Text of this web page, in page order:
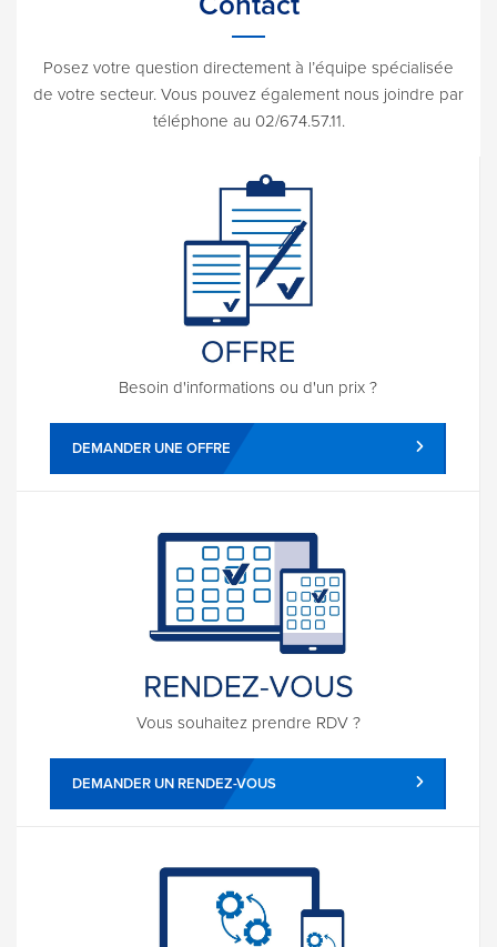
Posez votre question directement à l’équipe spécialisée
de votre secteur. Vous pouvez également nous joindre par
téléphone au 02/674.57.11.
Besoin d'informations ou d'un prix ?
DEMANDER UNE OFFRE
Vous souhaitez prendre RDV ?
DEMANDER UN RENDEZ-VOUS